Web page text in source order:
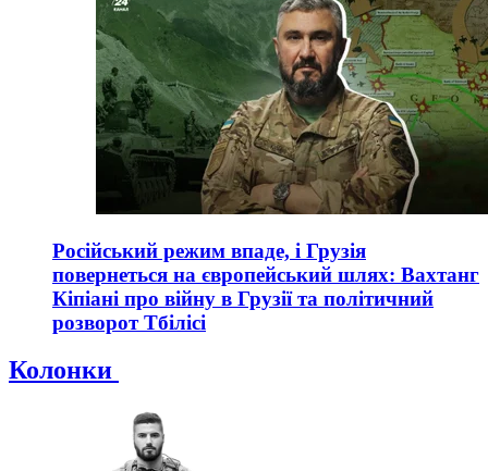
Російський режим впаде, і Грузія
повернеться на європейський шлях: Вахтанг
Кіпіані про війну в Грузії та політичний
розворот Тбілісі
Колонки